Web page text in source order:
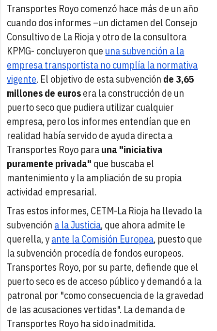
Transportes Royo comenzó hace más de un año
cuando dos informes –un dictamen del Consejo
Consultivo de La Rioja y otro de la consultora
KPMG- concluyeron que una subvención a la
empresa transportista no cumplía la normativa
vigente. El objetivo de esta subvención de 3,65
millones de eurosera la construcción de un
puerto seco que pudiera utilizar cualquier
empresa, pero los informes entendían que en
realidad había servido de ayuda directa a
Transportes Royo parauna "iniciativa
puramente privada" que buscaba el
mantenimiento y la ampliación de su propia
actividad empresarial.
Tras estos informes, CETM-La Rioja ha llevado la
subvención a la Justicia, que ahora admite le
querella, yante la Comisión Europea, puesto que
la subvención procedía de fondos europeos.
Transportes Royo, por su parte, defiende que el
puerto seco es de acceso público y demandó a la
patronal por "como consecuencia de la gravedad
de las acusaciones vertidas". La demanda de
Transportes Royo ha sido inadmitida.